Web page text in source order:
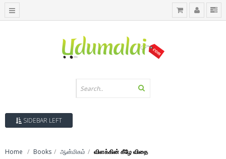
SIDEBAR LEFT
Home Books ஆன்மிகம் விளக்கின் கீழே விதை